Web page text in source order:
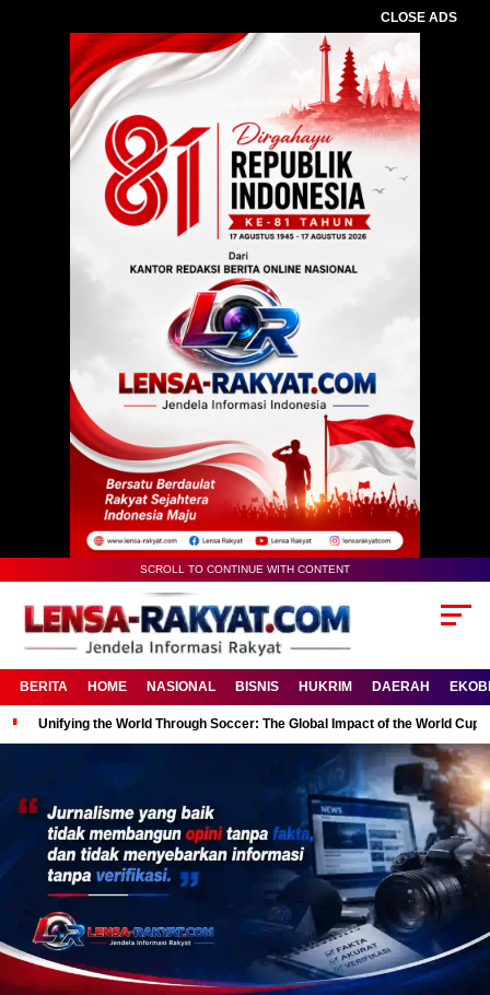
CLOSE ADS
SCROLL TO CONTINUE WITH CONTENT
BERITA HOME NASIONAL BISNIS HUKRIM DAERAH
Unifying the World Through Soccer: The Global Impact of the World Cup